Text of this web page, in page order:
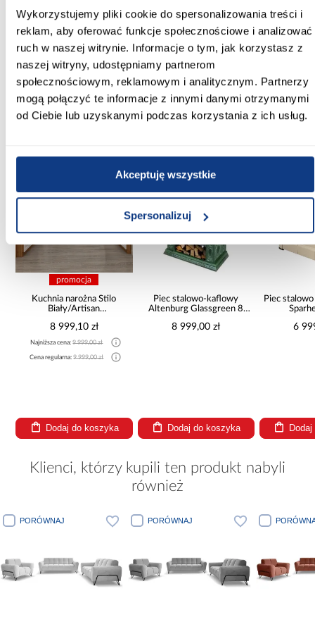
Wykorzystujemy pliki cookie do spersonalizowania treści i
reklam, aby oferować funkcje społecznościowe i analizować
ruch w naszej witrynie. Informacje o tym, jak korzystasz z
naszej witryny, udostępniamy partnerom
społecznościowym, reklamowym i analitycznym. Partnerzy
mogą połączyć te informacje z innymi danymi otrzymanymi
od Ciebie lub uzyskanymi podczas korzystania z ich usług.
Akceptuję wszystkie
Spersonalizuj
Funkcja spania:
Bez funkcji spania
promocja
Kuchnia narożna Stilo
Biały/Artisan
8 999,10 zł
Najniższa cena:9 999,00 zł
Cena regularna:9 999,00 zł
Dodaj do koszyka
Piec stalowo-kaflowy
Altenburg Glassgreen 8
8 999,00 zł
Dodaj do koszyka
Piec
6
Klienci, którzy kupili ten produkt nabyli
również
PORÓWNAJ PORÓWNAJ